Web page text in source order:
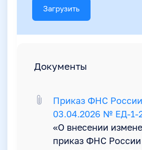
Загрузить
Документы
Приказ ФНС
03.04.2026 № ЕД-1-
«О внесении
приказ ФНС России